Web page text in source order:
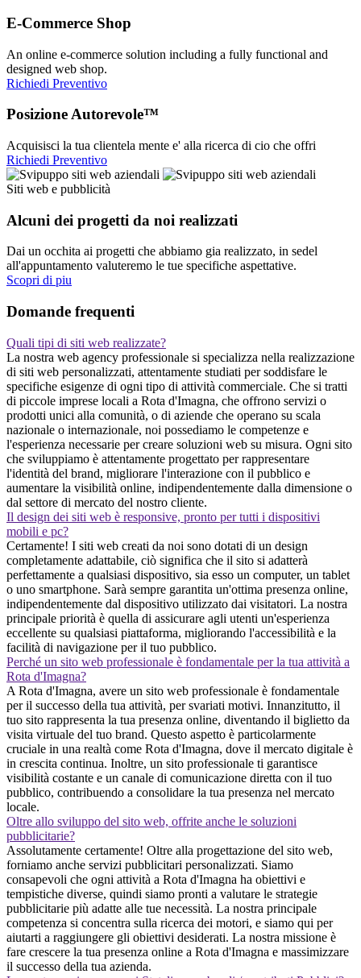
E-Commerce Shop
An online e-commerce solution including a fully functional and
designed web shop.
Richiedi Preventivo
Posizione Autorevole™
Acquisisci la tua clientela mente e' alla ricerca di cio che offri
Richiedi Preventivo
Siti web e pubblicità
Alcuni dei progetti da noi realizzati
Dai un occhita ai progetti che abbiamo gia realizzato, in sedel
all'appuntamento valuteremo le tue specifiche aspettative.
Scopri di piu
Domande frequenti
Quali tipi di siti web realizzate?
La nostra web agency professionale si specializza nella realizzazione
di siti web personalizzati, attentamente studiati per soddisfare le
specifiche esigenze di ogni tipo di attività commerciale. Che si tratti
di piccole imprese locali a Rota d'Imagna, che offrono servizi o
prodotti unici alla comunità, o di aziende che operano su scala
nazionale o internazionale, noi possediamo le competenze e
l'esperienza necessarie per creare soluzioni web su misura. Ogni sito
che sviluppiamo è attentamente progettato per rappresentare
l'identità del brand, migliorare l'interazione con il pubblico e
aumentare la visibilità online, indipendentemente dalla dimensione o
dal settore di mercato del nostro cliente.
Il design dei siti web è responsive, pronto per tutti i dispositivi
mobili e pc?
Certamente! I siti web creati da noi sono dotati di un design
completamente adattabile, ciò significa che il sito si adatterà
perfettamente a qualsiasi dispositivo, sia esso un computer, un tablet
o uno smartphone. Sarà sempre garantita un'ottima presenza online,
indipendentemente dal dispositivo utilizzato dai visitatori. La nostra
principale priorità è quella di assicurare agli utenti un'esperienza
eccellente su qualsiasi piattaforma, migliorando l'accessibilità e la
facilità di navigazione per il tuo pubblico.
Perché un sito web professionale è fondamentale per la tua attività a
Rota d'Imagna?
A Rota d'Imagna, avere un sito web professionale è fondamentale
per il successo della tua attività, per svariati motivi. Innanzitutto, il
tuo sito rappresenta la tua presenza online, diventando il biglietto da
visita virtuale del tuo brand. Questo aspetto è particolarmente
cruciale in una realtà come Rota d'Imagna, dove il mercato digitale è
in crescita continua. Inoltre, un sito professionale ti garantisce
visibilità costante e un canale di comunicazione diretta con il tuo
pubblico, contribuendo a consolidare la tua presenza nel mercato
locale.
Oltre allo sviluppo del sito web, offrite anche le soluzioni
pubblicitarie?
Assolutamente certamente! Oltre alla progettazione del sito web,
forniamo anche servizi pubblicitari personalizzati. Siamo
consapevoli che ogni attività a Rota d'Imagna ha obiettivi e
tempistiche diverse, quindi siamo pronti a valutare le strategie
pubblicitarie più adatte alle tue necessità. La nostra principale
competenza si concentra sulla ricerca dei motori, e siamo qui per
aiutarti a raggiungere gli obiettivi desiderati. La nostra missione è
fare crescere la tua presenza online a Rota d'Imagna e massimizzare
il successo della tua azienda.